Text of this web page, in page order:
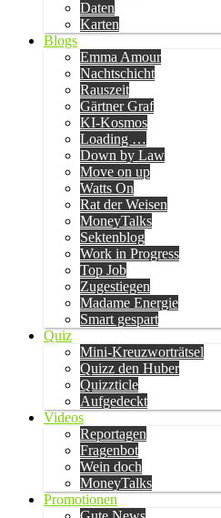
Daten
Karten
Blogs
Emma Amour
Nachtschicht
Rauszeit
Gärtner Graf
KI-Kosmos
Loading …
Down by Law
Move on up
Watts On
Rat der Weisen
MoneyTalks
Sektenblog
Work in Progress
Top Job
Zugestiegen
Madame Energie
Smart gespart
Quiz
Mini-Kreuzworträtsel
Quizz den Huber
Quizzticle
Aufgedeckt
Videos
Reportagen
Fragenbot
Wein doch
MoneyTalks
Promotionen